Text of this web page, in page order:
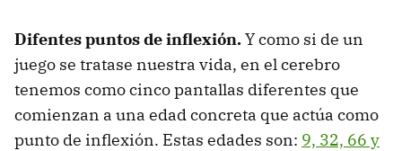
Difentes puntos de inflexión.Y como si de un
juego se tratase nuestra vida, en el cerebro
tenemos como cinco pantallas diferentes que
comienzan a una edad concreta que actúa como
punto de inflexión. Estas edades son: 9, 32, 66 y